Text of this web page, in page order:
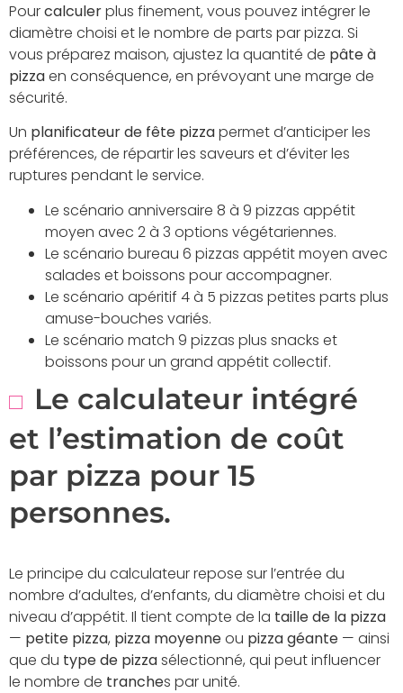
Pourcalculerplus finement, vous pouvez intégrer le
diamètre choisi et le nombre de parts par pizza. Si
vous préparez maison, ajustez la quantité de pâte à
pizzaen conséquence, en prévoyant une marge de
sécurité.
Un planificateur de fête pizzapermet d’anticiper les
préférences, de répartir les saveurs et d’éviter les
ruptures pendant le service.
Le scénario anniversaire 8 à 9 pizzas appétit
moyen avec 2 à 3 options végétariennes.
Le scénario bureau 6 pizzas appétit moyen avec
salades et boissons pour accompagner.
Le scénario apéritif 4 à 5 pizzas petites parts plus
amuse-bouches variés.
Le scénario match 9 pizzas plus snacks et
boissons pour un grand appétit collectif.
Le calculateur intégré
et l’estimation de coût
par pizza pour 15
personnes.
Le principe du calculateur repose sur l’entrée du
nombre d’adultes, d’enfants, du diamètre choisi et du
niveau d’appétit. Il tient compte de la taille de la pizza
— petite pizza, pizza moyenneou pizza géante — ainsi
que du type de pizzasélectionné, qui peut influencer
le nombre de tranches par unité.